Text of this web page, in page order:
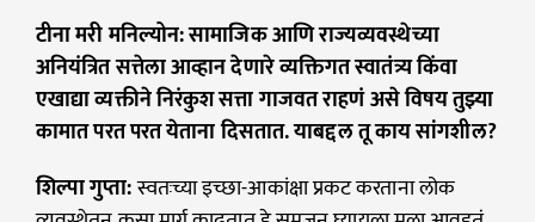
टीना मरी मनिल्योन: सामाजिक आणि राज्यव्यवस्थेच्या
अनियंत्रित सत्तेला आव्हान देणारे व्यक्तिगत स्वातंत्र्य किंवा
एखाद्या व्यक्तीने निरंकुश सत्ता गाजवत राहणं असे विषय तुझ्या
कामात परत परत येताना दिसतात. याबद्दल तू काय सांगशील?
शिल्पा गुप्ता:स्वतःच्या इच्छा-आकांक्षा प्रकट करताना लोक